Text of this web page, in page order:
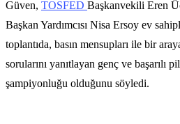
Güven, TOSFED Başkanvekili Eren
Başkan Yardımcısı Nisa Ersoy ev
toplantıda, basın mensupları ile bir
sorularını yanıtlayan genç ve başarılı
şampiyonluğu olduğunu söyledi.